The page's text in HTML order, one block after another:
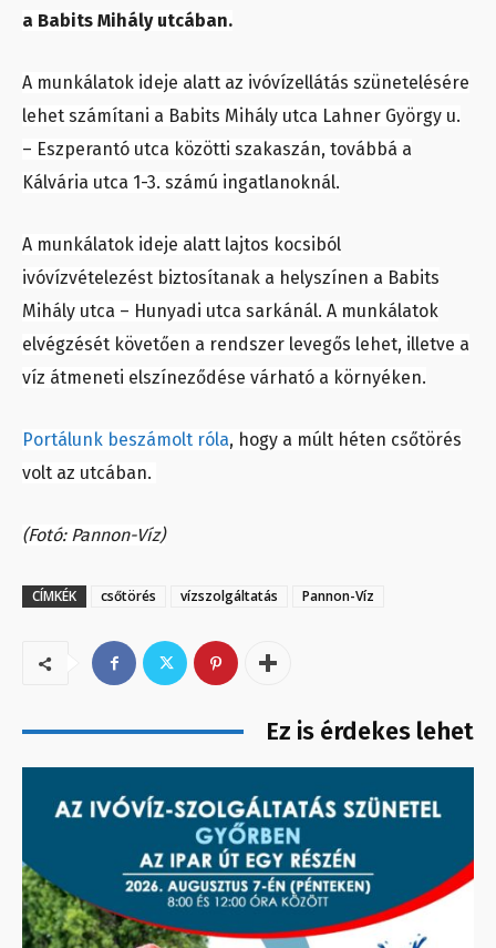
a Babits Mihály utcában.
A munkálatok ideje alatt az ivóvízellátás szünetelésére
lehet számítani a Babits Mihály utca Lahner György u.
– Eszperantó utca közötti szakaszán, továbbá a
Kálvária utca 1-3. számú ingatlanoknál.
A munkálatok ideje alatt lajtos kocsiból
ivóvízvételezést biztosítanak a helyszínen a Babits
Mihály utca – Hunyadi utca sarkánál. A munkálatok
elvégzését követően a rendszer levegős lehet, illetve a
víz átmeneti elszíneződése várható a környéken.
Portálunk beszámolt róla, hogy a múlt héten csőtörés
volt az utcában.
(Fotó: Pannon-Víz)
CÍMKÉK csőtörés vízszolgáltatás Pannon-Víz
Ez is érdekes lehet